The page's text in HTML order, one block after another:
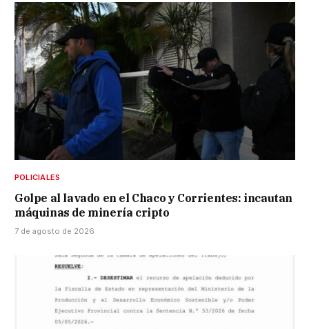
POLICIALES
Golpe al lavado en el Chaco y Corrientes: incautan
máquinas de minería cripto
7 de agosto de 2026